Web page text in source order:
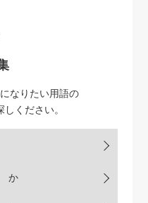
なりたい用語の
しください。
か